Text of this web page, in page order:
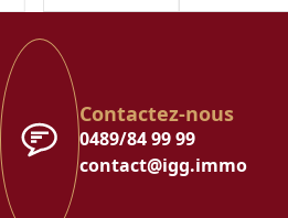
Contactez-nous
0489/84 99 99
contact@igg.immo